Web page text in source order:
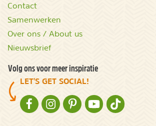
Contact
Samenwerken
Over ons / About us
Nieuwsbrief
Volg ons voor meer inspiratie
LET'S GET SOCIAL!
NATURESCANNER OP FACEBOOK
NATURESCANNER OP INSTAGRAM
NATURESCANNER OP
NATURESCANNER